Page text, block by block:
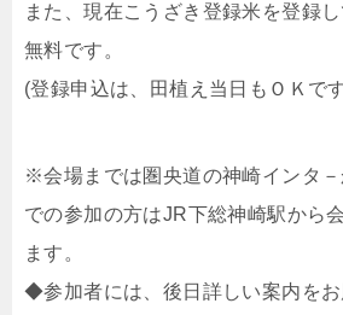
また、現在こうざき登録米を登録
無料です。
(登録申込は、田植え当日もＯＫで
※会場までは圏央道の神崎インタ
での参加の方はJR下総神崎駅から
ます。
◆参加者には、後日詳しい案内をお